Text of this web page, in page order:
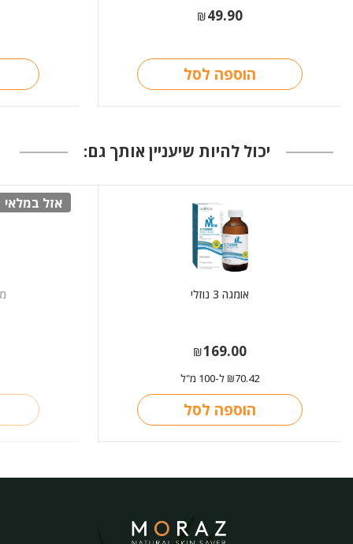
₪49.90
הוספה לסל
יכול להיות שיעניין אותך גם:
אומגה 3 נוזלי
₪169.00
₪70.42 ל-100 מ"ל
הוספה לסל
אזל במלאי